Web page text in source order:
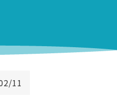
11